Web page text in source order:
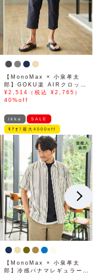
【MonoMax × 小泉孝太
郎】GOKU楽 AIRクロップ
ドパンツ「小泉孝太郎さん着
用モデル」
¥2,514（税込 ¥2,765）
40%off
ikka SALE
ﾓｱｵﾌ最大4000off
【MonoMax × 小泉孝太
郎】冷感パナマレギュラーカ